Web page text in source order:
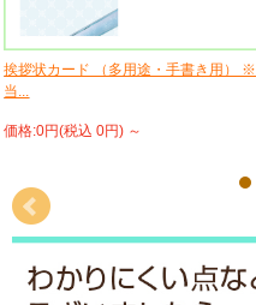
挨拶状カード （多用途・手書き用） ※
当...
価格:0円(税込 0円) ～